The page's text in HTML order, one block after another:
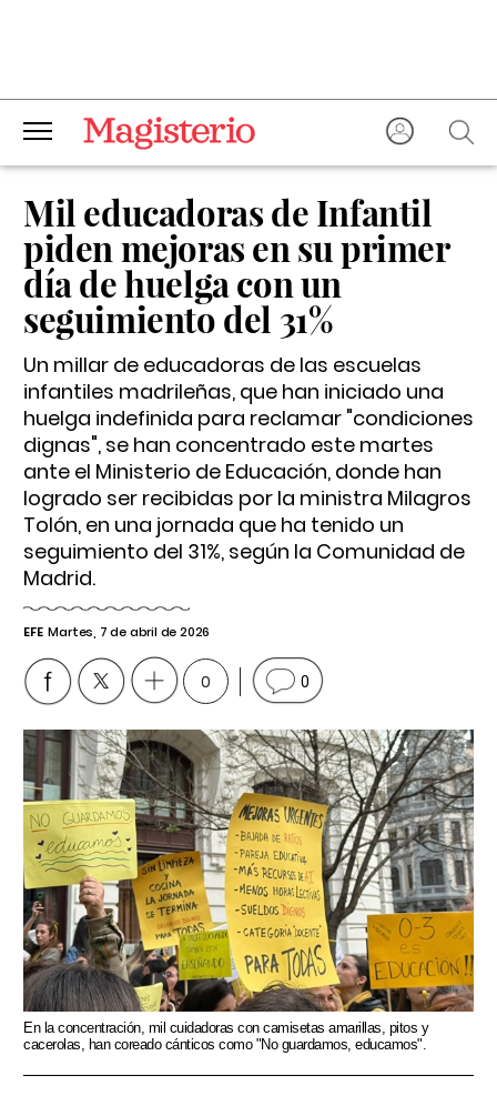
Mil educadoras de Infantil
piden mejoras en su primer
día de huelga con un
seguimiento del 31%
Un millar de educadoras de las escuelas
infantiles madrileñas, que han iniciado una
huelga indefinida para reclamar "condiciones
dignas", se han concentrado este martes
ante el Ministerio de Educación, donde han
logrado ser recibidas por la ministra Milagros
Tolón, en una jornada que ha tenido un
seguimiento del 31%, según la Comunidad de
Madrid.
EFE Martes, 7 de abril de 2026
0 0
En la concentración, mil cuidadoras con camisetas amarillas, pitos y
cacerolas, han coreado cánticos como "No guardamos, educamos".